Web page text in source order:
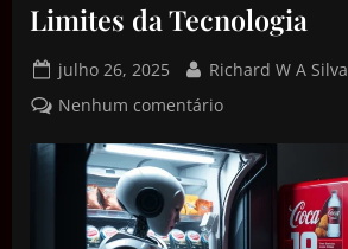
Limites da Tecnologia
julho 26, 2025
Richard W A Silva
Nenhum comentário